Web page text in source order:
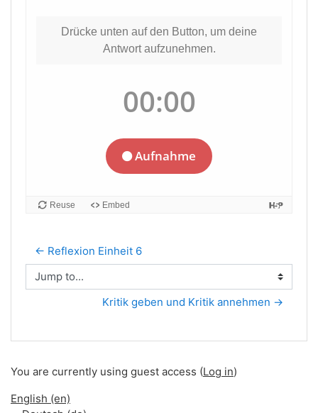
← Reflexion Einheit 6
Jump to...
Kritik geben und Kritik annehmen →
You are currently using guest access (Log in)
English ‎(en)‎